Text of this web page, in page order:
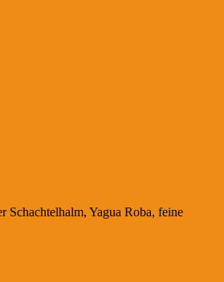
Schachtelhalm, Yagua Roba, feine